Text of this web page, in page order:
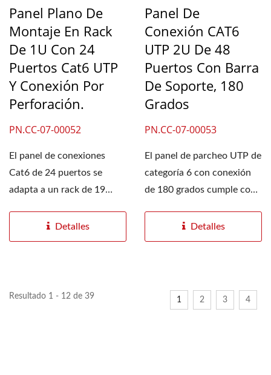
Panel Plano De
Montaje En Rack
De 1U Con 24
Puertos Cat6 UTP
Y Conexión Por
Perforación.
PN.CC-07-00052
El panel de conexiones
Cat6 de 24 puertos se
adapta a un rack de 19
Detalles
Panel De
Conexión CAT6
UTP 2U De 48
Puertos Con Barra
De Soporte, 180
Grados
PN.CC-07-00053
El panel de parcheo UTP de
categoría 6 con conexión
de 180 grados cumple con
Detalles
Resultado 1 - 12 de 39 1 2 3 4